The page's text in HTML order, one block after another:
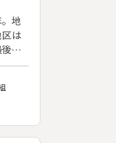
地
は
の
帯
決
る